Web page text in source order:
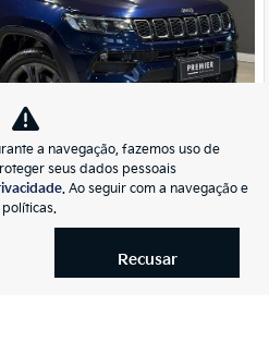
Jeep
FLEX LONGITUDE AT6
a navegação, fazemos uso de
seus dados pessoais
. Ao seguir com a navegação e
Recusar